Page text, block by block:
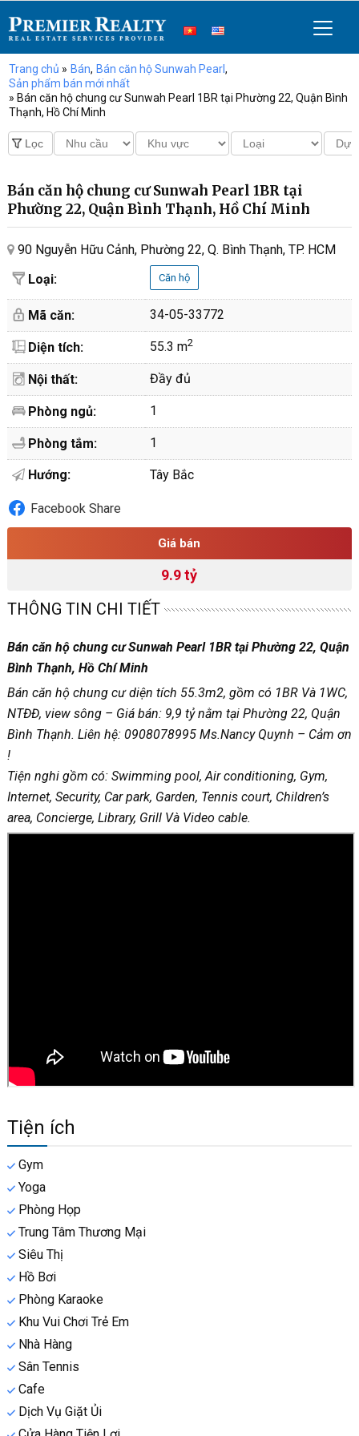
Trang chủ » Bán, Bán căn hộ Sunwah Pearl,
Sản phẩm bán mới nhất
» Bán căn hộ chung cư Sunwah Pearl 1BR tại Phường 22, Quận Bình
Thạnh, Hồ Chí Minh
Bán căn hộ chung cư Sunwah Pearl 1BR tại
Phường 22, Quận Bình Thạnh, Hồ Chí Minh
90 Nguyễn Hữu Cảnh, Phường 22, Q. Bình Thạnh, TP. HCM
Loại:
Căn hộ
Mã căn: 34-05-33772
Diện tích: 55.3 m2
Nội thất: Đầy đủ
Phòng ngủ: 1
Phòng tắm: 1
Hướng: Tây Bắc
Facebook Share
Giá bán
9.9 tỷ
THÔNG TIN CHI TIẾT
Bán căn hộ chung cư Sunwah Pearl 1BR tại Phường 22, Quận
Bình Thạnh, Hồ Chí Minh
Bán căn hộ chung cư diện tích 55.3m2, gồm có 1BR Và 1WC,
NTĐĐ, view sông – Giá bán: 9,9 tỷ nằm tại Phường 22, Quận
Bình Thạnh. Liên hệ: 0908078995 Ms.Nancy Quynh – Cảm ơn
!
Tiện nghi gồm có: Swimming pool, Air conditioning, Gym,
Internet, Security, Car park, Garden, Tennis court, Children’s
area, Concierge, Library, Grill Và Video cable.
Tiện ích
Gym
Yoga
Phòng Họp
Trung Tâm Thương Mại
Siêu Thị
Hồ Bơi
Phòng Karaoke
Khu Vui Chơi Trẻ Em
Nhà Hàng
Sân Tennis
Cafe
Dịch Vụ Giặt Ủi